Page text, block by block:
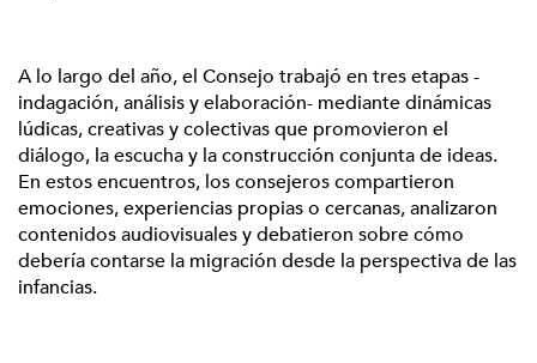
A lo largo del año, el Consejo trabajó en tres etapas -
indagación, análisis y elaboración- mediante dinámicas
lúdicas, creativas y colectivas que promovieron el
diálogo, la escucha y la construcción conjunta de ideas.
En estos encuentros, los consejeros compartieron
emociones, experiencias propias o cercanas, analizaron
contenidos audiovisuales y debatieron sobre cómo
debería contarse la migración desde la perspectiva de las
infancias.